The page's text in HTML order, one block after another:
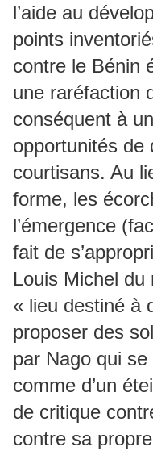
l’aide au
points
contre le Bénin
une raréfaction
conséquent à
opportunités de
courtisans. Au
forme, les
l’émergence
fait de
Louis Michel du
« lieu destiné à
proposer des
par Nago qui
comme d’un
de critique
contre sa